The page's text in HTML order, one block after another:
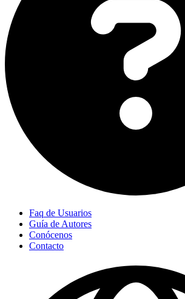
Faq de Usuarios
Guía de Autores
Conócenos
Contacto